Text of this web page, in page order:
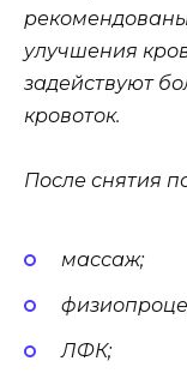
улучшения
задействуют
кровоток.
После снятия
массаж;
ЛФК;